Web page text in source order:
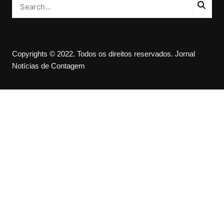
Copyrights © 2022. Todos os direitos reservados. Jornal
Notícias de Contagem